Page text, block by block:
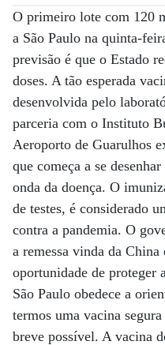
O primeiro lote com 120
a São Paulo na quinta-
previsão é que o Estado
doses. A tão esperada
desenvolvida pelo
parceria com o Instituto
Aeroporto de Guarulhos
que começa a se
onda da doença. O
de testes, é considerado
contra a pandemia. O
a remessa vinda da China
oportunidade de proteger
São Paulo obedece a
termos uma vacina
breve possível. A vacina